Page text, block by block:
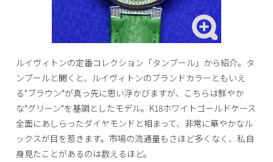
ルイヴィトンの定番コレクション「タンブール」から紹介。タ
ンブールと聞くと、ルイヴィトンのブランドカラーともいえ
る"ブラウン"が真っ先に思い浮かびますが、こちらは鮮やか
な"グリーン"を基調としたモデル。K18ホワイトゴールドケース
全面にあしらったダイヤモンドと相まって、非常に華やかなル
ックスが目を惹きます。市場の流通量もさほど多くなく、私自
身見たことがあるのは数えるほど。